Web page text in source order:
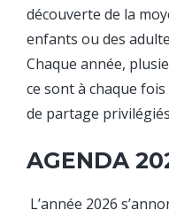
découverte de la
enfants ou des
Chaque année,
ce sont à chaque
de partage
AGENDA
L’année 2026